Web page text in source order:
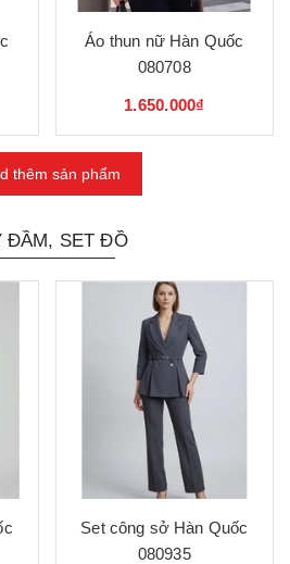
Áo thun nữ Hàn Quốc
080708
1.650.000₫
thêm sản phẩm
ĐẦM, SET ĐỒ
Set công sở Hàn Quốc
080935